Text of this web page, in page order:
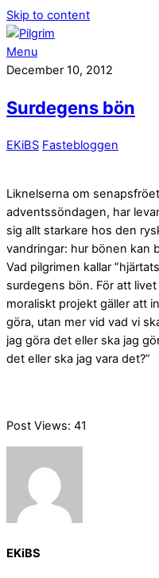
Skip to content
Menu
December 10, 2012
Surdegens bön
EKiBS Fastebloggen
Liknelserna om
adventssöndagen, har
sig allt starkare hos den
vandringar: hur bönen kan
Vad pilgrimen kallar
surdegens bön. För att
moraliskt projekt gäller att
göra, utan mer vid vad vi
jag göra det eller ska jag
det eller ska jag vara det?”
Post Views: 41
EKiBS